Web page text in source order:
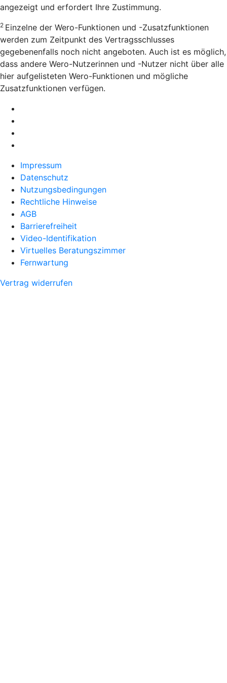
angezeigt und erfordert Ihre Zustimmung.
2 Einzelne der Wero-Funktionen und -Zusatzfunktionen
werden zum Zeitpunkt des Vertragsschlusses
gegebenenfalls noch nicht angeboten. Auch ist es möglich,
dass andere Wero-Nutzerinnen und -Nutzer nicht über alle
hier aufgelisteten Wero-Funktionen und mögliche
Zusatzfunktionen verfügen.
Impressum
Datenschutz
Nutzungsbedingungen
Rechtliche Hinweise
AGB
Barrierefreiheit
Video-Identifikation
Virtuelles Beratungszimmer
Fernwartung
Vertrag widerrufen